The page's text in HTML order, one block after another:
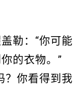
勒：“你可能
的衣物。”
？你看得到我